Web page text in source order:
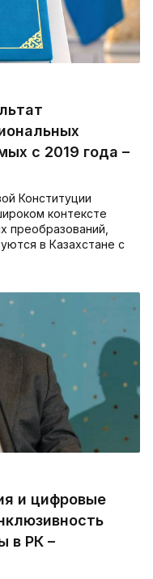
с 2019 года –
Конституции
контексте
преобразований,
в Казахстане с
и цифровые
в РК –